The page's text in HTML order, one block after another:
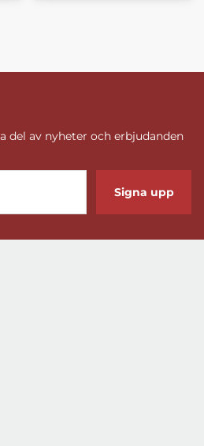
del av nyheter och erbjudanden
Signa upp